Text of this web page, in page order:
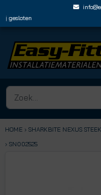
HOME › SHARKBITE NEXUS
› SN002525